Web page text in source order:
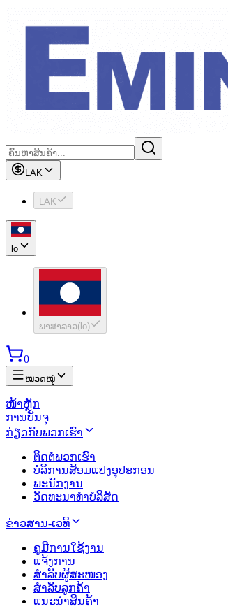
LAK
LAK
lo
ພາສາລາວ( lo)
0
ໝວດໝູ່
ໜ້າຫຼັກ
ການບັນຈຸ
ກ່ຽວກັບພວກເຮົາ
ຕິດຕໍ່ພວກເຮົາ
ບໍລິການສ້ອມແປງອຸປະກອນ
ພະນັກງານ
ວັດທະນາທຳບໍລິສັດ
ຂ່າວສານ-ເວທີ
ຄູມືການໃຊ້ງານ
ແຈ້ງການ
ສຳລັບຜູ້ສະໜອງ
ສຳລັບລູກຄ້າ
ແນະນຳສິນຄ້າ